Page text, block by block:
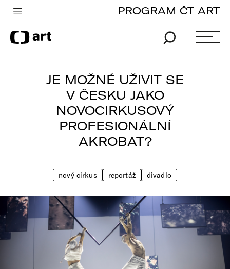
Česká televize
Zpravodajství
PROGRAM ČT ART
JE MOŽNÉ UŽIVIT SE
V ČESKU JAKO
NOVOCIRKUSOVÝ
PROFESIONÁLNÍ
AKROBAT?
nový cirkus reportáž divadlo